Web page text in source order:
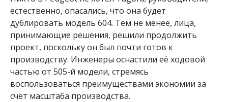
естественно, опасались, что она будет
дублировать модель 604. Тем не менее, лица,
принимающие решения, решили продолжить
проект, поскольку он был почти готов к
производству. Инженеры оснастили её ходовой
частью от 505-й модели, стремясь
воспользоваться преимуществами экономии за
счёт масштаба производства.